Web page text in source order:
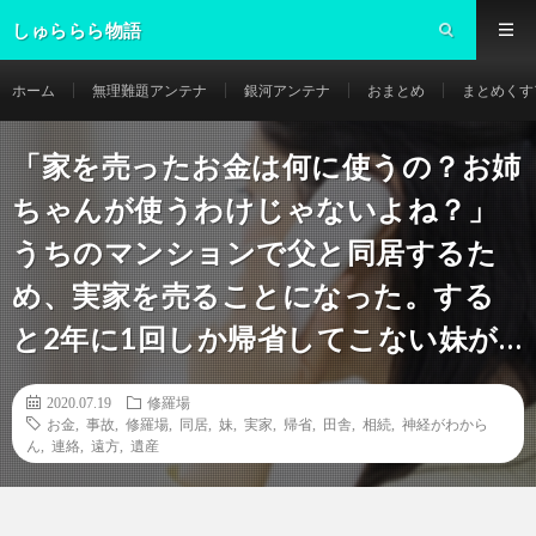
しゅららら物語
ホーム 無理難題アンテナ 銀河アンテナ おまとめ まとめく
「家を売ったお金は何に使うの？お姉
ちゃんが使うわけじゃないよね？」
うちのマンションで父と同居するた
め、実家を売ることになった。する
と2年に1回しか帰省してこない妹が…
2020.07.19
修羅場
お金
事故 修羅場 同居 妹 実家 帰省 田舎 相続
神経がわから
ん
連絡 遠方 遺産